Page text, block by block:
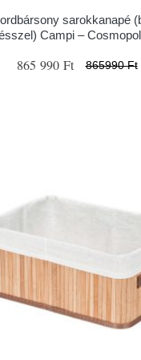
sarokkanapé
Campi –
865 990 Ft 865990 Ft